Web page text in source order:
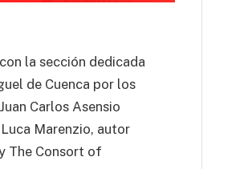
la sección dedicada
de Cuenca por los
Carlos Asensio
Marenzio, autor
The Consort of